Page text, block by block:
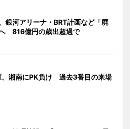
銀河アリーナ・BRT計画など「廃
816億円の歳出超過で
、湘南にPK負け 過去3番目の来場